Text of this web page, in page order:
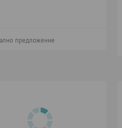
предложение